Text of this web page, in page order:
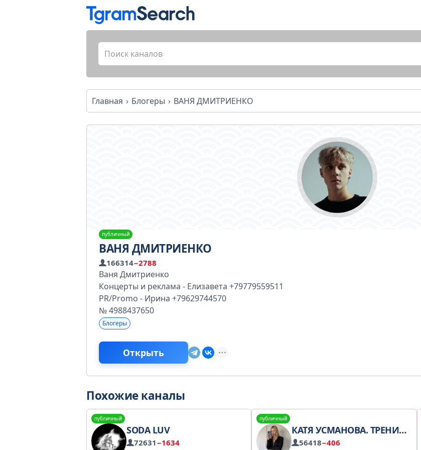
Главная Блогеры ВАНЯ ДМИТРИЕНКО
публичный
ВАНЯ ДМИТРИЕНКО
166314−2788
Ваня Дмитриенко
Концерты и реклама - Елизавета +79779559511
PR/Promo - Ирина +79629744570
№ 4988437650
Блогеры
Открыть
Похожие каналы
публичный
SODA LUV
72631−1634
публичный
КАТЯ УСМАНОВА. ТРЕНИРОВКИ С ЗАБОТОЙ О ТЕЛЕ
56418−406